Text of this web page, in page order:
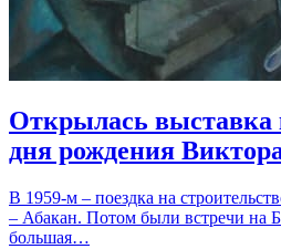
Открылась выставка
дня рождения
В 1959-м – поездка на
– Абакан. Потом были встречи на
большая…